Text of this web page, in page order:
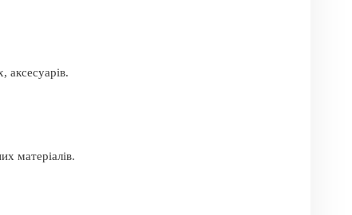
аксесуарів.
матеріалів.